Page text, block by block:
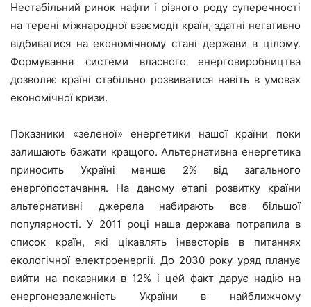
Нестабільний ринок нафти і різного роду суперечності
на терені міжнародної взаємодії країн, здатні негативно
відбиватися на економічному стані держави в цілому.
Формування системи власного енерговиробництва
дозволяє країні стабільно розвиватися навіть в умовах
економічної кризи.
Показники «зеленої» енергетики нашої країни поки
залишають бажати кращого. Альтернативна енергетика
приносить Україні менше 2% від загального
енергопостачання. На даному етапі розвитку країни
альтернативні джерела набирають все більшої
популярності. У 2011 році наша держава потрапила в
список країн, які цікавлять інвесторів в питаннях
екологічної електроенергії. До 2030 року уряд планує
вийти на показники в 12% і цей факт дарує надію на
енергонезалежність України в найближчому